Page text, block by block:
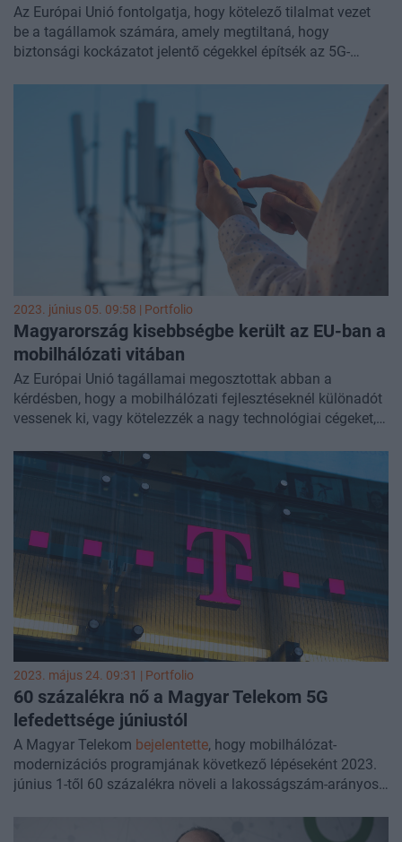
Az Európai Unió fontolgatja, hogy kötelező tilalmat vezet
be a tagállamok számára, amely megtiltaná, hogy
biztonsági kockázatot jelentő cégekkel építsék az 5G-
számos alkalommal merültek már fel biztonsági aggályok.
A tárgyalásokra állítólag azért kerül sor, mert Brüsszelben
egyre nagyobb az aggodalom amiatt, hogy egyes nemzeti
kormányok csak megkésve foglalkoznának ezzel a
kérdéskörrel.
2023. június 05. 09:58 | Portfolio
Magyarország kisebbségbe került az EU-ban a
mobilhálózati vitában
Az Európai Unió tagállamai megosztottak abban a
kérdésben, hogy a mobilhálózati fejlesztéseknél különadót
vessenek ki, vagy kötelezzék a nagy technológiai cégeket,
Magyarország szerint ezeknek a cégeknek is fizetni kellene,
de a Németország vezette ellentábor nem támogatja az
2023. május 24. 09:31 | Portfolio
60 százalékra nő a Magyar Telekom 5G
lefedettsége júniustól
A Magyar Telekom bejelentette, hogy mobilhálózat-
modernizációs programjának következő lépéseként 2023.
június 1-től 60 százalékra növeli a lakosságszám-arányos